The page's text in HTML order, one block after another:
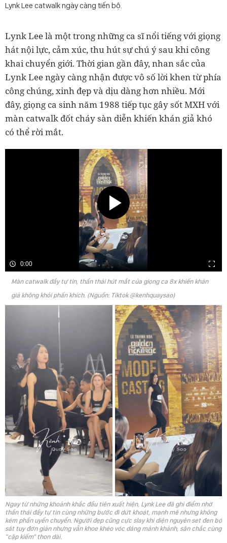
Lynk Lee catwalk ngày càng tiến bộ.
Lynk Lee là một trong những ca sĩ nổi tiếng với giọng
hát nội lực, cảm xúc, thu hút sự chú ý sau khi công
khai chuyển giới. Thời gian gần đây, nhan sắc của
Lynk Lee ngày càng nhận được vô số lời khen từ phía
công chúng, xinh đẹp và dịu dàng hơn nhiều. Mới
đây, giọng ca sinh năm 1988 tiếp tục gây sốt MXH với
màn catwalk đốt cháy sàn diễn khiến khán giả khó
có thể rời mắt.
0:00
Màn catwalk đầy tự tin, thần thái hút mắt của giọng ca 8x khiến khán
giả không khỏi phấn khích. (Nguồn: Tiktok @kenhquaysao)
Ngay từ những khoảnh khắc đầu tiên xuất hiện, Lynk Lee đã ghi điểm nhờ
thần thái đầy tự tin cùng những bước đi dứt khoát, mạnh mẽ nhưng không
kém phần uyển chuyển. Người đẹp cũng cực slay khi diện nguyên set đen bó
sát tuy đơn giản nhưng vẫn khoe khéo vóc dáng mảnh khảnh, săn chắc cùng
"cặp kiếm" thon dài.